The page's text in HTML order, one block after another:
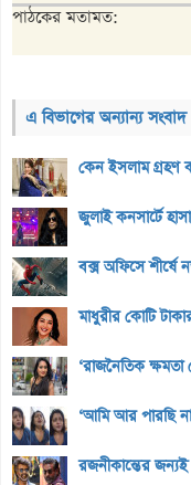
পাঠকের মতামত:
এ বিভাগের অন্যান্য সংবাদ
কেন ইসলাম গ্রহণ
জুলাই কনসার্টে
বক্স অফিসে শীর্ষে
মাধুরীর কোটি
‘রাজনৈতিক ক্ষমতা
‘আমি আর পারছি
রজনীকান্তের